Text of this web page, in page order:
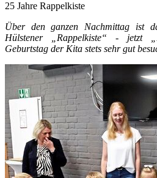
25 Jahre Rappelkiste
Über den ganzen Nachmittag ist
Hülstener „Rappelkiste“ - jetzt
Geburtstag der Kita stets sehr gut